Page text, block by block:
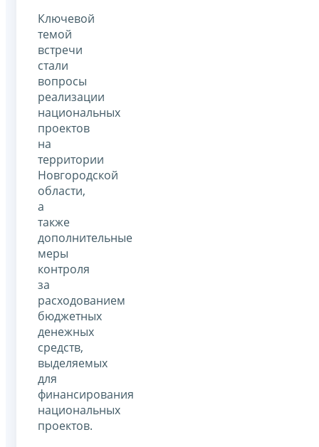
Ключевой
темой
встречи
стали
вопросы
реализации
национальных
проектов
на
территории
Новгородской
области,
а
также
дополнительные
меры
контроля
за
расходованием
бюджетных
денежных
средств,
выделяемых
для
финансирования
национальных
проектов.